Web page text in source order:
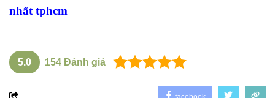
nhất tphcm
5.0 154 Đánh giá